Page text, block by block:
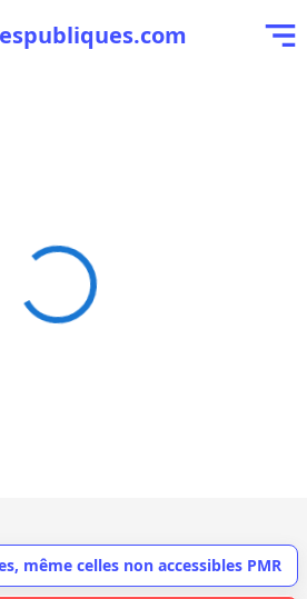
même celles non accessibles PMR